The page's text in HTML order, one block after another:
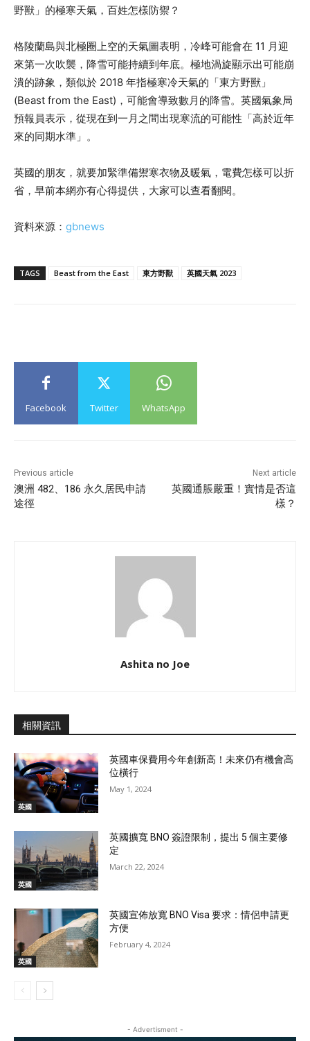
野獸」的極寒天氣，百姓怎樣防禦？
格陵蘭島與北極圈上空的天氣圖表明，冷峰可能會在 11 月迎
來第一次吹襲，降雪可能持續到年底。極地渦旋顯示出可能崩
潰的跡象，類似於 2018 年指極寒冷天氣的「東方野獸」
(Beast from the East)，可能會導致數月的降雪。英國氣象局
預報員表示，從現在到一月之間出現寒流的可能性「高於近年
來的同期水準」。
英國的朋友，就要加緊準備禦寒衣物及暖氣，電費怎樣可以折
省，早前本網亦有心得提供，大家可以查看翻閱。
資料來源： gbnews
TAGS Beast from the East 東方野獸 英國天氣 2023
Facebook Twitter WhatsApp
Previous article
澳洲 482、186 永久居民申請
途徑
Next article
英國通脹嚴重！實情是否這
樣？
Ashita no Joe
相關資訊
英國
英國車保費用今年創新高！未來仍有機會高
位橫行
May 1, 2024
英國
英國擴寬 BNO 簽證限制，提出 5 個主要修
定
March 22, 2024
英國
英國宣佈放寬 BNO Visa 要求：情侶申請更
方便
February 4, 2024
- Advertisment -